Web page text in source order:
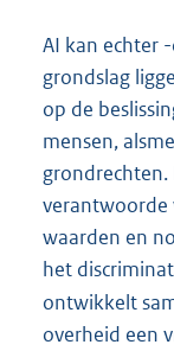
AI kan echter
grondslag
op de
mensen,
verantwoorde
waarden en
het
ontwikkelt
overheid een